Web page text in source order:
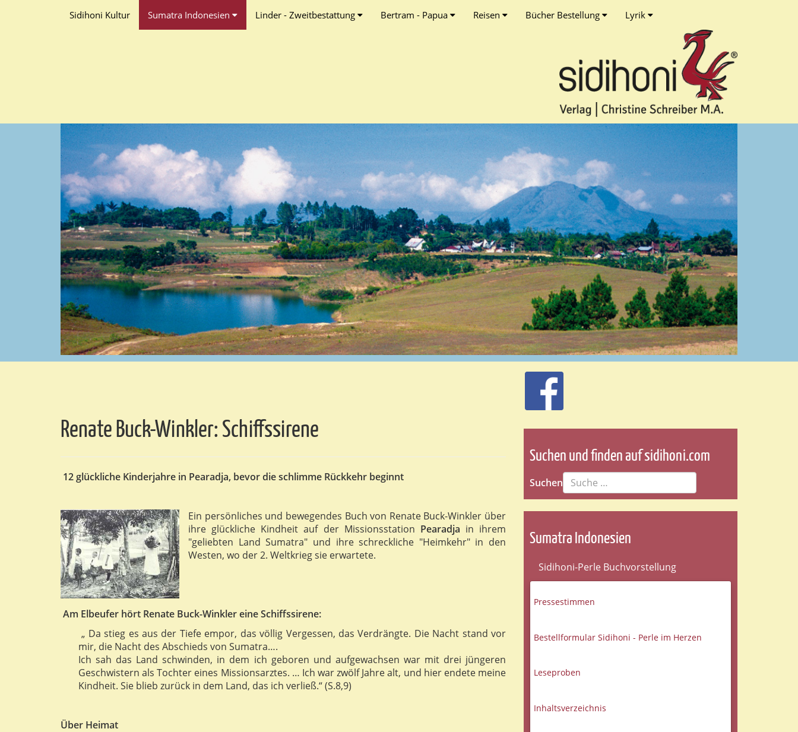
Sidihoni Kultur Sumatra Indonesien Linder - Zweitbestattung Bertram - Papua Reisen Bücher Bestellung Lyrik
Renate Buck-Winkler: Schiffssirene
12 glückliche Kinderjahre in Pearadja, bevor die schlimme Rückkehr beginnt
Ein persönliches und bewegendes Buch von Renate Buck-Winkler über
ihre glückliche Kindheit auf der Missionsstation Pearadja in ihrem
"geliebten Land Sumatra" und ihre schreckliche "Heimkehr" in den
Westen, wo der 2. Weltkrieg sie erwartete.
Am Elbeufer hört Renate Buck-Winkler eine Schiffssirene:
„ Da stieg es aus der Tiefe empor, das völlig Vergessen, das Verdrängte. Die Nacht stand vor
mir, die Nacht des Abschieds von Sumatra….
Ich sah das Land schwinden, in dem ich geboren und aufgewachsen war mit drei jüngeren
Geschwistern als Tochter eines Missionsarztes. … Ich war zwölf Jahre alt, und hier endete meine
Kindheit. Sie blieb zurück in dem Land, das ich verließ.“ (S.8,9)
Über Heimat
Suchen und finden auf sidihoni.com
Suchen
Sumatra Indonesien
Sidihoni-Perle Buchvorstellung
Pressestimmen
Bestellformular Sidihoni - Perle im Herzen
Leseproben
Inhaltsverzeichnis